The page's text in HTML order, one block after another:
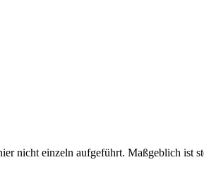
nicht einzeln aufgeführt. Maßgeblich ist